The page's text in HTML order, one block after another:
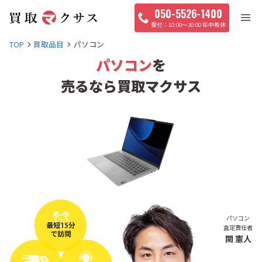
050-5526-1400
10:00〜20:00 年中無休
TOP 買取品目 パソコン
パソコンを
売るなら買取マクサス
パソコン
査定責任者
関 憲人